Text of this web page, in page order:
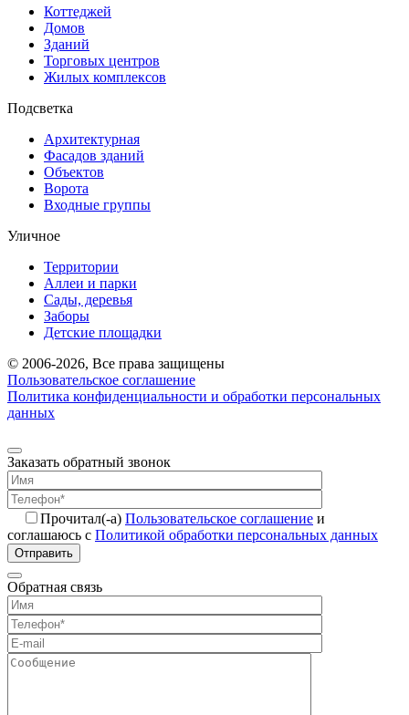
Коттеджей
Домов
Зданий
Торговых центров
Жилых комплексов
Подсветка
Архитектурная
Фасадов зданий
Объектов
Ворота
Входные группы
Уличное
Территории
Аллеи и парки
Сады, деревья
Заборы
Детские площадки
© 2006-2026, Все права защищены
Пользовательское соглашение
Политика конфиденциальности и обработки персональных
данных
Заказать обратный звонок
Прочитал(-а) Пользовательское соглашение и
соглашаюсь с Политикой обработки персональных данных
Отправить
Обратная связь